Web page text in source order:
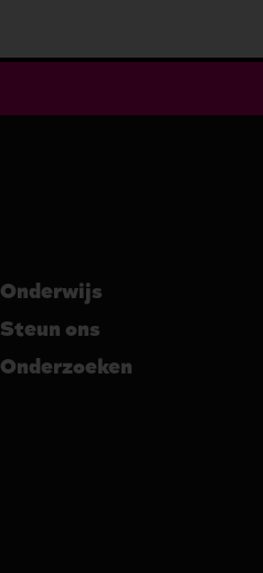
Onderwijs
Steun ons
Onderzoeken